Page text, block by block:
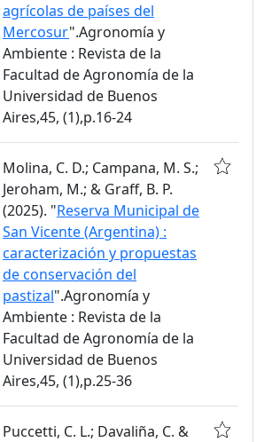
agrícolas de países del
Mercosur".Agronomía y
Ambiente : Revista de la
Facultad de Agronomía de la
Universidad de Buenos
Aires,45, (1),p.16-24
Molina, C. D.; Campana, M. S.;
Jeroham, M.; & Graff, B. P.
(2025). "Reserva Municipal de
San Vicente (Argentina) :
caracterización y propuestas
de conservación del
pastizal".Agronomía y
Ambiente : Revista de la
Facultad de Agronomía de la
Universidad de Buenos
Aires,45, (1),p.25-36
Puccetti, C. L.; Davaliña, C. &